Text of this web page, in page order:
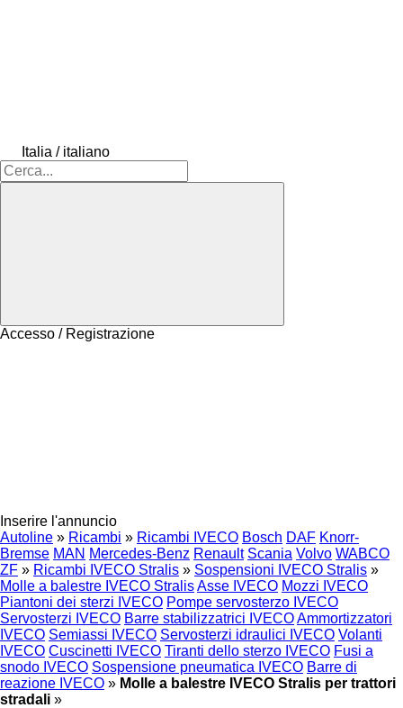
Italia / italiano
Accesso / Registrazione
Inserire l'annuncio
Autoline » Ricambi » Ricambi IVECO Bosch DAF Knorr-
Bremse MAN Mercedes-Benz Renault Scania Volvo WABCO
ZF » Ricambi IVECO Stralis » Sospensioni IVECO Stralis »
Molle a balestre IVECO StralisAsse IVECO Mozzi IVECO
Piantoni dei sterzi IVECO Pompe servosterzo IVECO
Servosterzi IVECO Barre stabilizzatrici IVECOAmmortizzatori
IVECO Semiassi IVECO Servosterzi idraulici IVECO Volanti
IVECO Cuscinetti IVECO Tiranti dello sterzo IVECO Fusi a
snodo IVECO Sospensione pneumatica IVECO Barre di
reazione IVECO » Molle a balestre IVECO Stralis per trattori
stradali »